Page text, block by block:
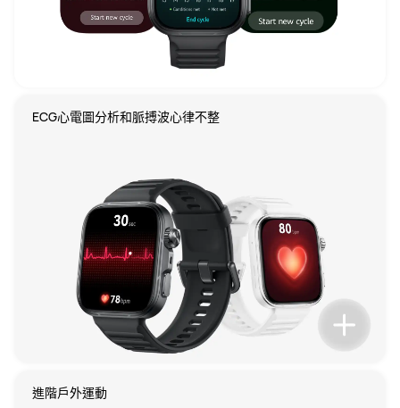
ECG心電圖分析和脈搏波心律不整
進階戶外運動